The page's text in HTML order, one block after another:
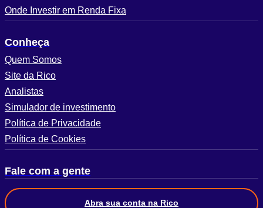
Onde Investir em Renda Fixa
Conheça
Quem Somos
Site da Rico
Analistas
Simulador de investimento
Política de Privacidade
Política de Cookies
Fale com a gente
Abra sua conta na Rico